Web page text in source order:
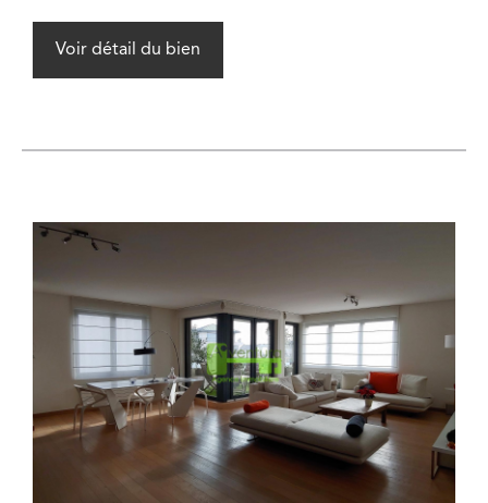
Voir détail du bien